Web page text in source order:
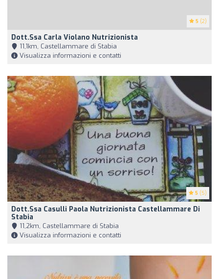
5 (2)
Dott.ssa Carla Violano Nutrizionista
11,1km, Castellammare di Stabia
Visualizza informazioni e contatti
5 (5)
Dott.ssa Casulli Paola Nutrizionista Castellammare Di
Stabia
11,2km, Castellammare di Stabia
Visualizza informazioni e contatti